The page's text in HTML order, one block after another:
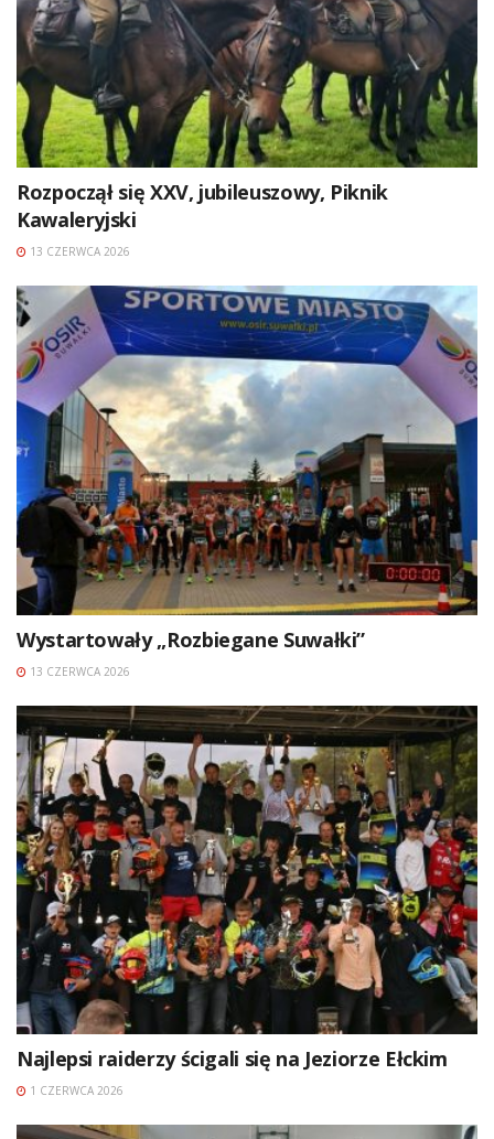
Rozpoczął się XXV, jubileuszowy, Piknik
Kawaleryjski
13 CZERWCA 2026
Wystartowały „Rozbiegane Suwałki”
13 CZERWCA 2026
Najlepsi raiderzy ścigali się na Jeziorze Ełckim
1 CZERWCA 2026